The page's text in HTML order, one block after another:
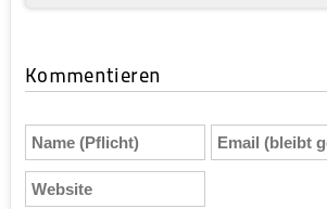
Kommentieren
Name
(Pflicht)
Email
(bleibt
Website